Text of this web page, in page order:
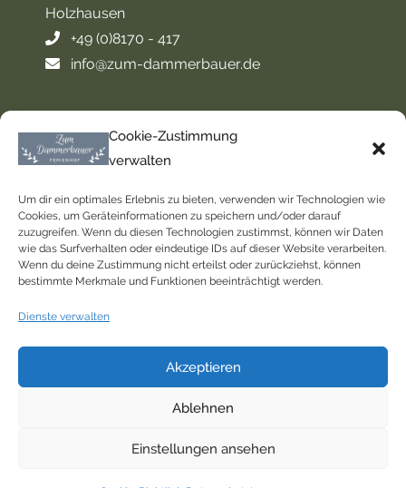
Cookie-Zustimmung
verwalten
Um dir ein optimales Erlebnis zu bieten, verwenden wir Technologien wie
Cookies, um Geräteinformationen zu speichern und/oder darauf
zuzugreifen. Wenn du diesen Technologien zustimmst, können wir Daten
wie das Surfverhalten oder eindeutige IDs auf dieser Website verarbeiten.
Wenn du deine Zustimmung nicht erteilst oder zurückziehst, können
bestimmte Merkmale und Funktionen beeinträchtigt werden.
Dienste verwalten
Akzeptieren
Ablehnen
Einstellungen ansehen
Holzhausen
+49 (0)8170 - 417
info@zum-dammerbauer.de
Service
Kontakt
Impressum
Datenschutz
Mitgliedschaften